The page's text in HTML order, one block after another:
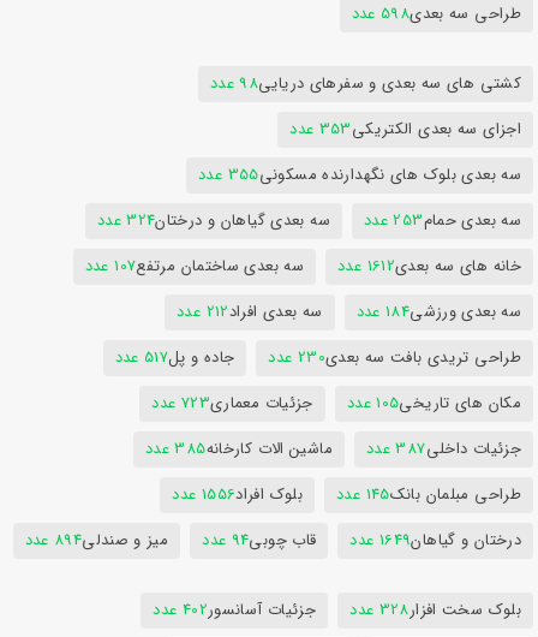
طراحی سه بعدی598 عدد
کشتی های سه بعدی و سفرهای دریایی98 عدد
اجزای سه بعدی الکتریکی353 عدد
سه بعدی بلوک های نگهدارنده مسکونی355 عدد
سه بعدی حمام253 عدد سه بعدی گیاهان و درختان324 عدد
خانه های سه بعدی1612 عدد سه بعدی ساختمان مرتفع107 عدد
سه بعدی ورزشی184 عدد سه بعدی افراد212 عدد
طراحی تریدی بافت سه بعدی230 عدد جاده و پل517 عدد
مکان های تاریخی105 عدد جزئیات معماری723 عدد
جزئیات داخلی387 عدد ماشین الات کارخانه385 عدد
طراحی مبلمان بانک145 عدد بلوک افراد1556 عدد
درختان و گیاهان1649 عدد قاب چوبی94 عدد میز و صندلی894 عدد
بلوک سخت افزار328 عدد جزئیات آسانسور402 عدد